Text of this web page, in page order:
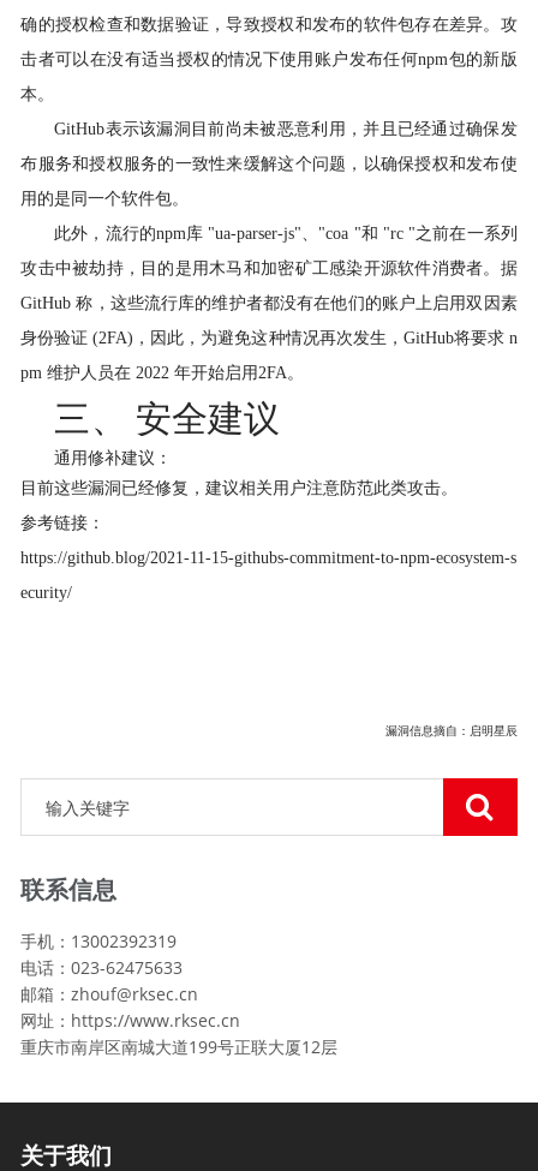
确的授权检查和数据验证，导致授权和发布的软件包存在差异。攻
击者可以在没有适当授权的情况下使用账户发布任何npm包的新版
本。
GitHub表示该漏洞目前尚未被恶意利用，并且已经通过确保发
布服务和授权服务的一致性来缓解这个问题，以确保授权和发布使
用的是同一个软件包。
此外，流行的npm库 "ua-parser-js"、"coa "和 "rc "之前在一系列
攻击中被劫持，目的是用木马和加密矿工感染开源软件消费者。据
GitHub 称，这些流行库的维护者都没有在他们的账户上启用双因素
身份验证 (2FA)，因此，为避免这种情况再次发生，GitHub将要求 n
pm 维护人员在 2022 年开始启用2FA。
三、 安全建议
通用修补建议：
目前这些漏洞已经修复，建议相关用户注意防范此类攻击。
参考链接：
https://github.blog/2021-11-15-githubs-commitment-to-npm-ecosystem-s
ecurity/
漏洞信息摘自：启明星辰
联系信息
手机：13002392319
电话：023-62475633
邮箱：zhouf@rksec.cn
网址：https://www.rksec.cn
重庆市南岸区南城大道199号正联大厦12层
关于我们